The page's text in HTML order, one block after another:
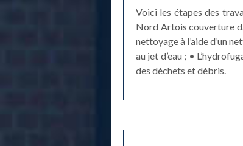
Voici les étapes des
Nord Artois couverture
nettoyage à l’aide d’un
au jet d’eau ; •
des déchets et débris.